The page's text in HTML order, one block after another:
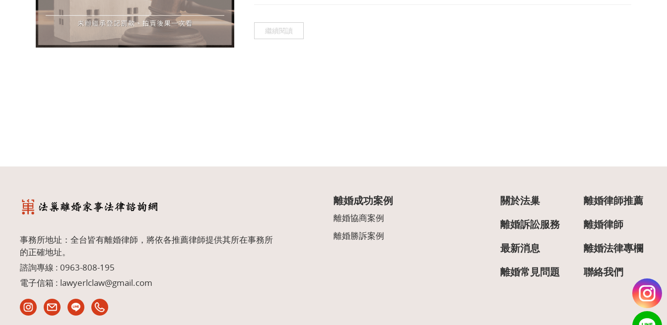
繼續閱讀
離婚成功案例
離婚協商案例
離婚勝訴案例
關於法巢
離婚律師推薦
離婚訴訟服務
離婚律師
最新消息
離婚法律專欄
離婚常見問題
聯絡我們
事務所地址：全台皆有離婚律師，將依各推薦律師提供其所在事務所
的正確地址。
諮詢專線 : 0963-808-195
電子信箱 : lawyerlclaw@gmail.com